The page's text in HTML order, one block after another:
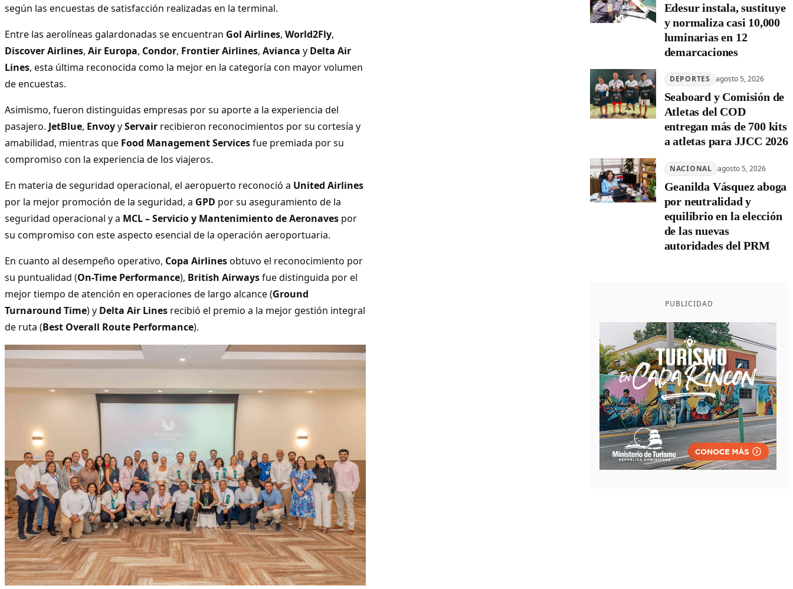
según las encuestas de satisfacción realizadas en la terminal.
Entre las aerolíneas galardonadas se encuentran Gol Airlines, World2Fly,
Discover Airlines, Air Europa, Condor, Frontier Airlines, Avianca y Delta Air
Lines, esta última reconocida como la mejor en la categoría con mayor volumen
de encuestas.
Asimismo, fueron distinguidas empresas por su aporte a la experiencia del
pasajero. JetBlue, EnvoyyServair recibieron reconocimientos por su cortesía y
amabilidad, mientras que Food Management Servicesfue premiada por su
compromiso con la experiencia de los viajeros.
En materia de seguridad operacional, el aeropuerto reconoció a United Airlines
por la mejor promoción de la seguridad, a GPD por su aseguramiento de la
seguridad operacional y a MCL – Servicio y Mantenimiento de Aeronaves por
su compromiso con este aspecto esencial de la operación aeroportuaria.
En cuanto al desempeño operativo, Copa Airlinesobtuvo el reconocimiento por
su puntualidad (On-Time Performance), British Airwaysfue distinguida por el
mejor tiempo de atención en operaciones de largo alcance (Ground
Turnaround Time) y Delta Air Lines recibió el premio a la mejor gestión integral
de ruta (Best Overall Route Performance).
Edesur instala, sustituye
y normaliza casi 10,000
luminarias en 12
demarcaciones
DEPORTES agosto 5, 2026
Seaboard y Comisión de
Atletas del COD
entregan más de 700 kits
a atletas para JJCC 2026
NACIONAL agosto 5, 2026
Geanilda Vásquez aboga
por neutralidad y
equilibrio en la elección
de las nuevas
autoridades del PRM
PUBLICIDAD